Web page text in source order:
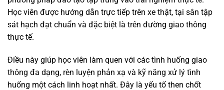
Học viên được hướng dẫn trực tiếp trên xe thật, tại sân tập
sát hạch đạt chuẩn và đặc biệt là trên đường giao thông
thực tế.
Điều này giúp học viên làm quen với các tình huống giao
thông đa dạng, rèn luyện phản xạ và kỹ năng xử lý tình
huống một cách linh hoạt nhất. Đây là yếu tố then chốt